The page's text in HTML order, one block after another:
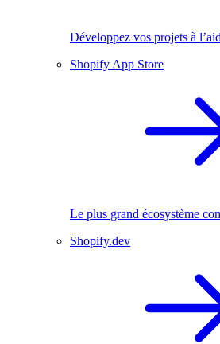
Développez vos projets à
Shopify App Store
Le plus grand écosystème
Shopify.dev